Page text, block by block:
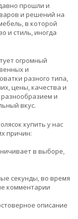
прошли и
и решений на
в которой
и стиль, иногда
огромный
и
разного типа,
цены, качества и
и
вкус.
купить у нас
причин:
в выборе,
секунды, во время
комментарии
описание